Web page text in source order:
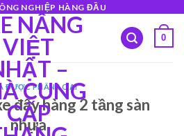
NGHIỆP HÀNG ĐẦU
0
ĐƯỢC PHÂN LOẠI
đẩy hàng 2 tầng sàn
nhựa